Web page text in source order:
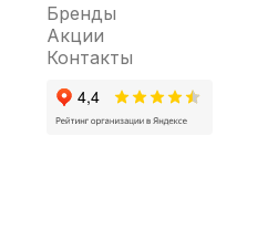
Бренды
Акции
Контакты